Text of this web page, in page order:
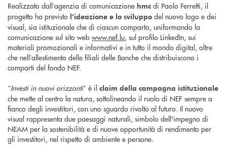
Realizzato dall’agenzia di comunicazione hmc di Paolo Ferretti, il
progetto ha previsto l’ideazione e lo sviluppo del nuovo logo e dei
visual, sia istituzionale che di ciascun comparto, uniformando la
comunicazione sul sito web www.nef.lu, sul profilo LinkedIn, sui
materiali promozionali e informativi e in tutto il mondo digital, oltre
che nell’allestimento delle filiali delle Banche che distribuiscono i
comparti del fondo NEF.
“Investi in nuovi orizzonti” è il claim della campagna istituzionale
che mette al centro la natura, sottolineando il ruolo di NEF sempre a
fianco degli investitori, con uno sguardo rivolto al futuro. Il nuovo
visual rappresenta due paesaggi naturali, simbolo dell'impegno di
NEAM per la sostenibilità e di nuove opportunità di rendimento per
gli investitori, nel rispetto di ambiente e persone.